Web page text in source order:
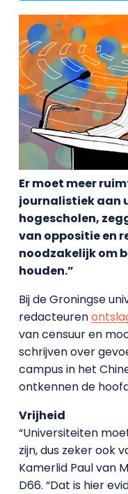
Er moet meer
journalistiek aan
hogescholen,
van oppositie en
noodzakelijk om
houden.”
Bij de Groningse
redacteuren
van censuur en
schrijven over
campus in het
ontkennen de
Vrijheid
“Universiteiten
zijn, dus zeker ook
Kamerlid Paul van
D66. “Dat is hier